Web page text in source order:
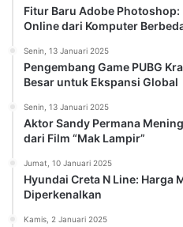
Fitur Baru Adobe
Online dari Komputer
Senin, 13 Januari 2025
Pengembang Game PUBG
Besar untuk Ekspansi Global
Senin, 13 Januari 2025
Aktor Sandy Permana
dari Film “Mak Lampir”
Jumat, 10 Januari 2025
Hyundai Creta N Line: Harga
Diperkenalkan
Kamis, 2 Januari 2025